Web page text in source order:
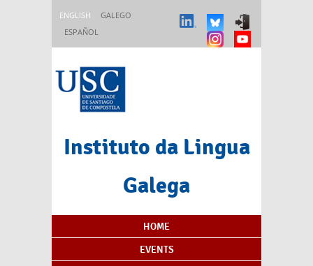
ENGLISH
GALEGO
ESPAÑOL
Instituto da Lingua
Galega
Content Index
HOME
EVENTS